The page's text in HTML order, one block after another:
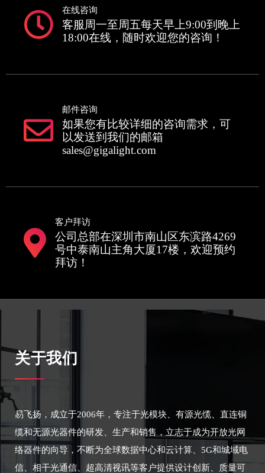
在线咨询
客服周一至周五每天早上9:00到晚上
18:00在线，随时欢迎您的咨询！
邮件咨询
如果您有比较详细的咨询需求，可
以发送到我们的邮箱
sales@gigalight.com
客户拜访
公司总部在深圳市南山区东滨路4269
号中泰南山主角大厦17楼，欢迎预约
拜访！
关于我们
易飞扬，成立于2006年，专注于光模块、有源光缆、直连铜
缆和无源光器件的研发、生产和销售，立志于成为开放光网
络器件的向导，不断为全球数据中心和云计算、5G和城域电
信、相干光通信、超高清视讯等客户提供设计创新、质量可